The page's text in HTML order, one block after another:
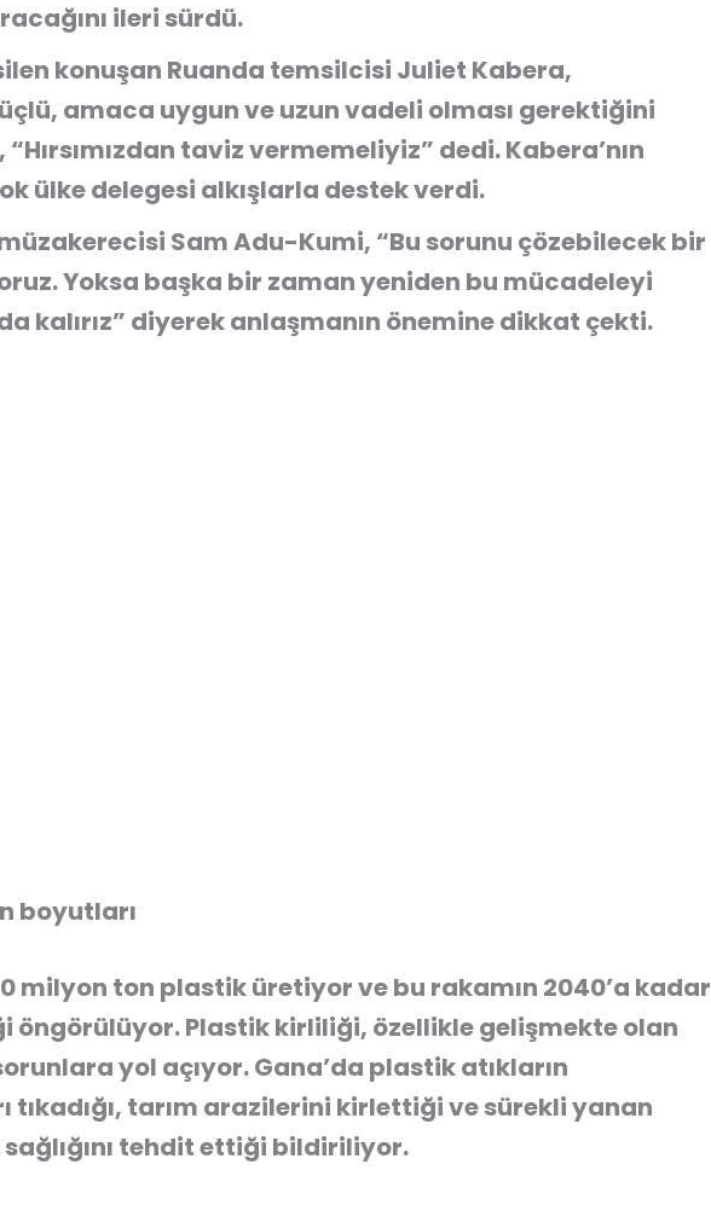
ileri sürdü.
konuşan Ruanda temsilcisi Juliet Kabera,
amaca uygun ve uzun vadeli olması gerektiğini
taviz vermemeliyiz” dedi. Kabera’nın
ülke delegesi alkışlarla destek verdi.
müzakerecisi Sam Adu-Kumi, “Bu sorunu çözebilecek bir
Yoksa başka bir zaman yeniden bu mücadeleyi
kalırız” diyerek anlaşmanın önemine dikkat çekti.
boyutları
milyon ton plastik üretiyor ve bu rakamın 2040’a kadar
öngörülüyor. Plastik kirliliği, özellikle gelişmekte olan
yol açıyor. Gana’da plastik atıkların
tıkadığı, tarım arazilerini kirlettiği ve sürekli yanan
tehdit ettiği bildiriliyor.